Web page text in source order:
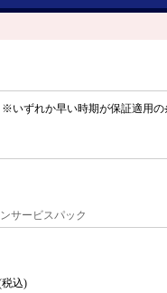
※いずれか早い時期が保証適用の
サービスパック
込)